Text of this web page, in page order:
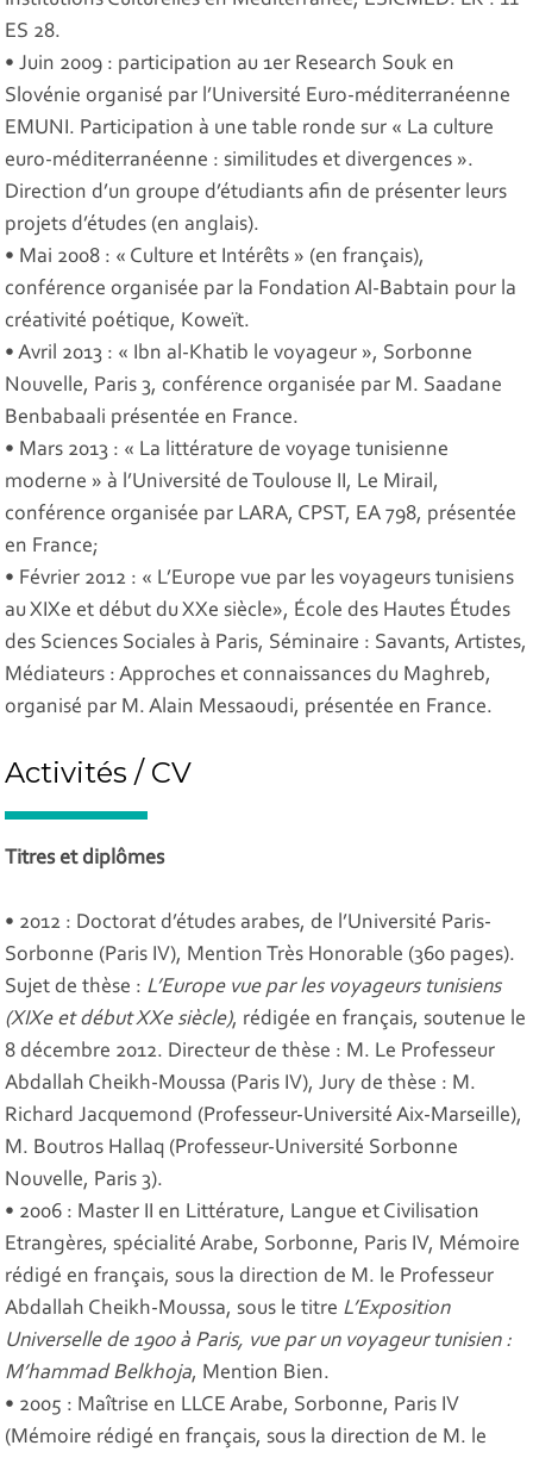
ES 28.
• Juin 2009 : participation au 1er Research Souk en
Slovénie organisé par l’Université Euro-méditerranéenne
EMUNI. Participation à une table ronde sur « La culture
euro-méditerranéenne : similitudes et divergences ».
Direction d’un groupe d’étudiants afin de présenter leurs
projets d’études (en anglais).
• Mai 2008 : « Culture et Intérêts » (en français),
conférence organisée par la Fondation Al-Babtain pour la
créativité poétique, Koweït.
• Avril 2013 : « Ibn al-Khatib le voyageur », Sorbonne
Nouvelle, Paris 3, conférence organisée par M. Saadane
Benbabaali présentée en France.
• Mars 2013 : « La littérature de voyage tunisienne
moderne » à l’Université de Toulouse II, Le Mirail,
conférence organisée par LARA, CPST, EA 798, présentée
en France;
• Février 2012 : « L’Europe vue par les voyageurs tunisiens
au XIXe et début du XXe siècle», École des Hautes Études
des Sciences Sociales à Paris, Séminaire : Savants, Artistes,
Médiateurs : Approches et connaissances du Maghreb,
organisé par M. Alain Messaoudi, présentée en France.
Activités / CV
Titres et diplômes
• 2012 : Doctorat d’études arabes, de l’Université Paris-
Sorbonne (Paris IV), Mention Très Honorable (360 pages).
Sujet de thèse : L’Europe vue par les voyageurs tunisiens
(XIXe et début XXe siècle), rédigée en français, soutenue le
8 décembre 2012. Directeur de thèse : M. Le Professeur
Abdallah Cheikh-Moussa (Paris IV), Jury de thèse : M.
Richard Jacquemond (Professeur-Université Aix-Marseille),
M. Boutros Hallaq (Professeur-Université Sorbonne
Nouvelle, Paris 3).
• 2006 : Master II en Littérature, Langue et Civilisation
Etrangères, spécialité Arabe, Sorbonne, Paris IV, Mémoire
rédigé en français, sous la direction de M. le Professeur
Abdallah Cheikh-Moussa, sous le titre L’Exposition
Universelle de 1900 à Paris, vue par un voyageur tunisien :
M’hammad Belkhoja, Mention Bien.
• 2005 : Maîtrise en LLCE Arabe, Sorbonne, Paris IV
(Mémoire rédigé en français, sous la direction de M. le